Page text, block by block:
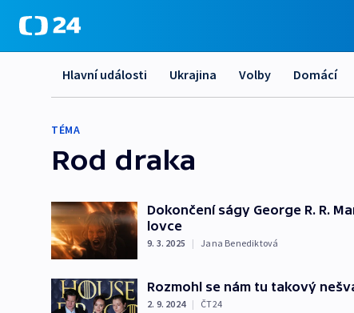
Hlavní události Ukrajina Volby Domácí
TÉMA
Rod draka
Dokončení ságy George R. R.
lovce
9. 3. 2025 | Jana Benediktová
Rozmohl se nám tu takový
2. 9. 2024 | ČT24